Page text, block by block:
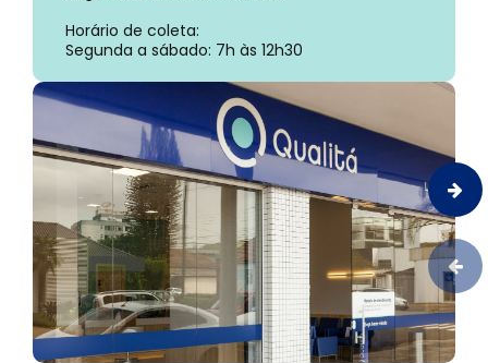
Horário de coleta:
Segunda a sábado: 7h às 12h30